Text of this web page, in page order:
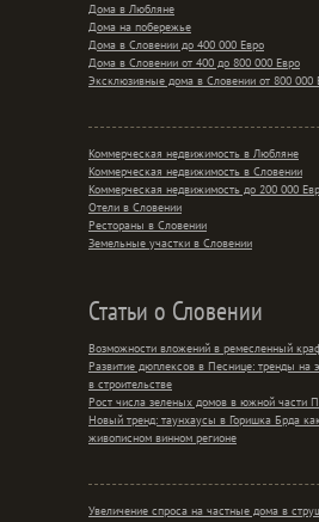
Дома в Любляне
Дома на побережье
Дома в Словении до 400 000 Евро
Дома в Словении от 400 до 800 000 Евро
Эксклюзивные дома в Словении от 800 000
Коммерческая недвижимость в Любляне
Коммерческая недвижимость в Словении
Коммерческая недвижимость до 200 000
Отели в Словении
Рестораны в Словении
Земельные участки в Словении
Статьи о Словении
Возможности вложений в ремесленный
Развитие дюплексов в Песнице: тренды на
в строительстве
Рост числа зеленых домов в южной части
Новый тренд: таунхаусы в Горишка Брда
живописном винном регионе
Увеличение спроса на частные дома в